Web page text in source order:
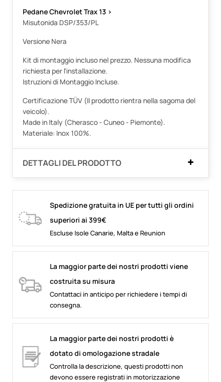
Pedane Chevrolet Trax 13 >
Misutonida DSP/353/PL
Versione Nera
Kit di montaggio incluso nel prezzo. Nessuna modifica
richiesta per l'installazione.
Istruzioni di Montaggio Incluse.
Certificazione TÜV (Il prodotto rientra nella sagoma del
veicolo).
Made in Italy (Cherasco - Cuneo - Piemonte).
Materiale: Inox 100%.
DETTAGLI DEL PRODOTTO
Spedizione gratuita in UE per tutti gli ordini
superiori ai 399€
Escluse Isole Canarie, Malta e Reunion
La maggior parte dei nostri prodotti viene
costruita su misura
Contattaci in anticipo per richiedere i tempi di
consegna.
La maggior parte dei nostri prodotti è
dotato di omologazione stradale
Controlla la descrizione, questi prodotti non
devono essere registrati in motorizzazione